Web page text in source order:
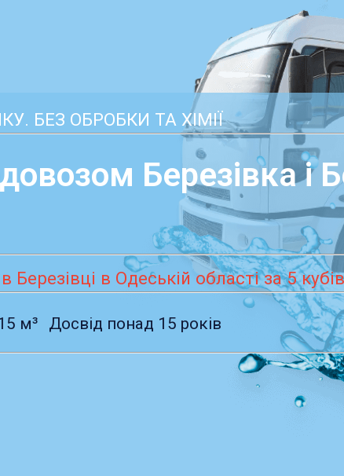
БЕЗ ОБРОБКИ ТА ХІМІЇ
Березівка і
в Одеській області за 5
м³ Досвід понад 15 років